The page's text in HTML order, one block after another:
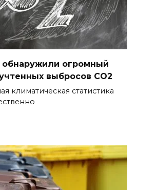
обнаружили огромный
выбросов CO2
климатическая статистика